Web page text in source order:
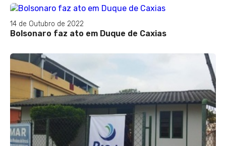
14 de Outubro de 2022
Bolsonaro faz ato em Duque de Caxias